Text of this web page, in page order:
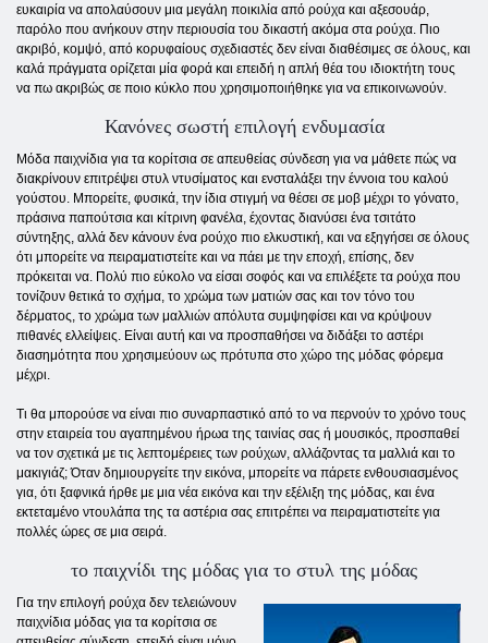
ευκαιρία να απολαύσουν μια μεγάλη ποικιλία από ρούχα και αξεσουάρ,
παρόλο που ανήκουν στην περιουσία του δικαστή ακόμα στα ρούχα. Πιο
ακριβό, κομψό, από κορυφαίους σχεδιαστές δεν είναι διαθέσιμες σε όλους, και
καλά πράγματα ορίζεται μία φορά και επειδή η απλή θέα του ιδιοκτήτη τους
να πω ακριβώς σε ποιο κύκλο που χρησιμοποιήθηκε για να επικοινωνούν.
Κανόνες σωστή επιλογή ενδυμασία
Μόδα παιχνίδια για τα κορίτσια σε απευθείας σύνδεση για να μάθετε πώς να
διακρίνουν επιτρέψει στυλ ντυσίματος και ενσταλάξει την έννοια του καλού
γούστου. Μπορείτε, φυσικά, την ίδια στιγμή να θέσει σε μοβ μέχρι το γόνατο,
πράσινα παπούτσια και κίτρινη φανέλα, έχοντας διανύσει ένα τσιτάτο
σύντηξης, αλλά δεν κάνουν ένα ρούχο πιο ελκυστική, και να εξηγήσει σε όλους
ότι μπορείτε να πειραματιστείτε και να πάει με την εποχή, επίσης, δεν
πρόκειται να. Πολύ πιο εύκολο να είσαι σοφός και να επιλέξετε τα ρούχα που
τονίζουν θετικά το σχήμα, το χρώμα των ματιών σας και τον τόνο του
δέρματος, το χρώμα των μαλλιών απόλυτα συμψηφίσει και να κρύψουν
πιθανές ελλείψεις. Είναι αυτή και να προσπαθήσει να διδάξει το αστέρι
διασημότητα που χρησιμεύουν ως πρότυπα στο χώρο της μόδας φόρεμα
μέχρι.
Τι θα μπορούσε να είναι πιο συναρπαστικό από το να περνούν το χρόνο τους
στην εταιρεία του αγαπημένου ήρωα της ταινίας σας ή μουσικός, προσπαθεί
να τον σχετικά με τις λεπτομέρειες των ρούχων, αλλάζοντας τα μαλλιά και το
μακιγιάζ; Όταν δημιουργείτε την εικόνα, μπορείτε να πάρετε ενθουσιασμένος
για, ότι ξαφνικά ήρθε με μια νέα εικόνα και την εξέλιξη της μόδας, και ένα
εκτεταμένο ντουλάπα της τα αστέρια σας επιτρέπει να πειραματιστείτε για
πολλές ώρες σε μια σειρά.
το παιχνίδι της μόδας για το στυλ της μόδας
Για την επιλογή ρούχα δεν τελειώνουν
παιχνίδια μόδας για τα κορίτσια σε